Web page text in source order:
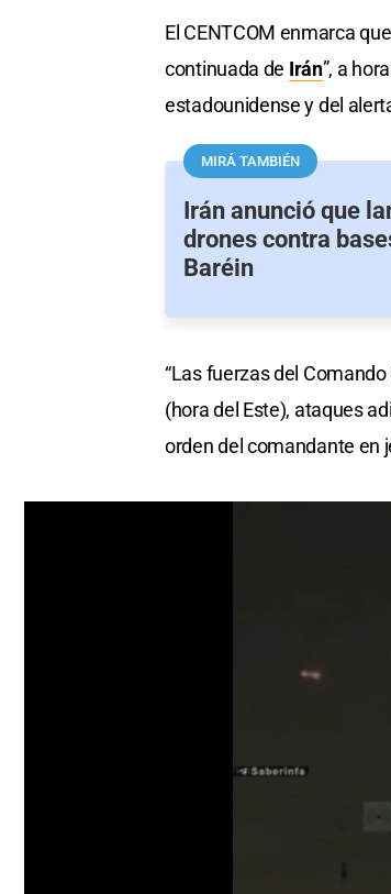
El CENTCOM enmarca
continuada de Irán”, a
estadounidense y del
MIRÁ TAMBIÉN
Irán anunció que
drones contra
Baréin
“Las fuerzas del
(hora del Este), ataques
orden del comandante en